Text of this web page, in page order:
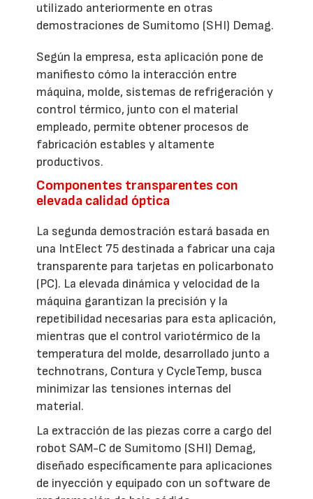
utilizado anteriormente en otras
demostraciones de Sumitomo (SHI) Demag.
Según la empresa, esta aplicación pone de
manifiesto cómo la interacción entre
máquina, molde, sistemas de refrigeración y
control térmico, junto con el material
empleado, permite obtener procesos de
fabricación estables y altamente
productivos.
Componentes transparentes con
elevada calidad óptica
La segunda demostración estará basada en
una IntElect 75 destinada a fabricar una caja
transparente para tarjetas en policarbonato
(PC). La elevada dinámica y velocidad de la
máquina garantizan la precisión y la
repetibilidad necesarias para esta aplicación,
mientras que el control variotérmico de la
temperatura del molde, desarrollado junto a
technotrans, Contura y CycleTemp, busca
minimizar las tensiones internas del
material.
La extracción de las piezas corre a cargo del
robot SAM-C de Sumitomo (SHI) Demag,
diseñado específicamente para aplicaciones
de inyección y equipado con un software de